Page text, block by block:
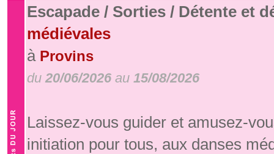
Escapade / Sorties / Détente et
médiévales
à Provins
du 20/06/2026 au 15/08/2026
Laissez-vous guider et amusez-
initiation pour tous, aux danses